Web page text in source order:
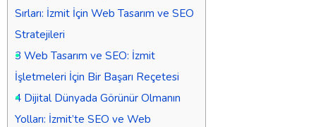
Sırları: İzmit İçin Web Tasarım ve SEO
Stratejileri
3 Web Tasarım ve SEO: İzmit
İşletmeleri İçin Bir Başarı Reçetesi
4 Dijital Dünyada Görünür Olmanın
Yolları: İzmit’te SEO ve Web